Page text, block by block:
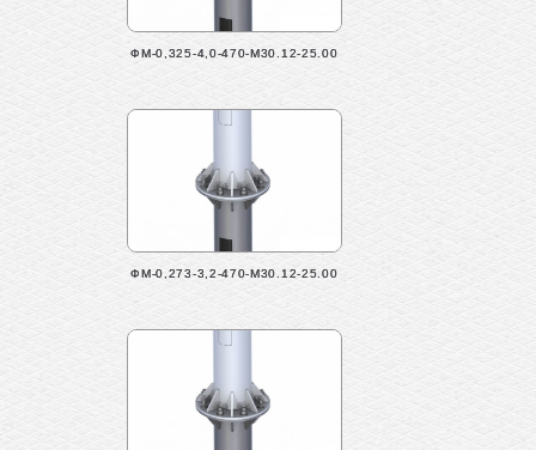
ФМ-0,325-4,0-470-М30.12-25.00
ФМ-0,273-3,2-470-М30.12-25.00